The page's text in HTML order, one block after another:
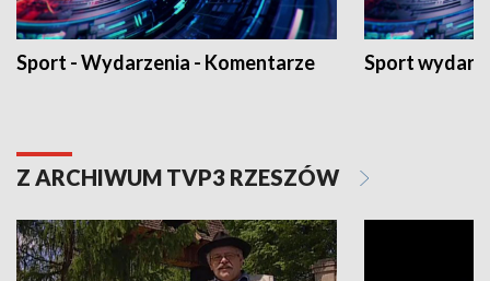
Sport - Wydarzenia - Komentarze Sport
Z ARCHIWUM TVP3 RZESZÓW